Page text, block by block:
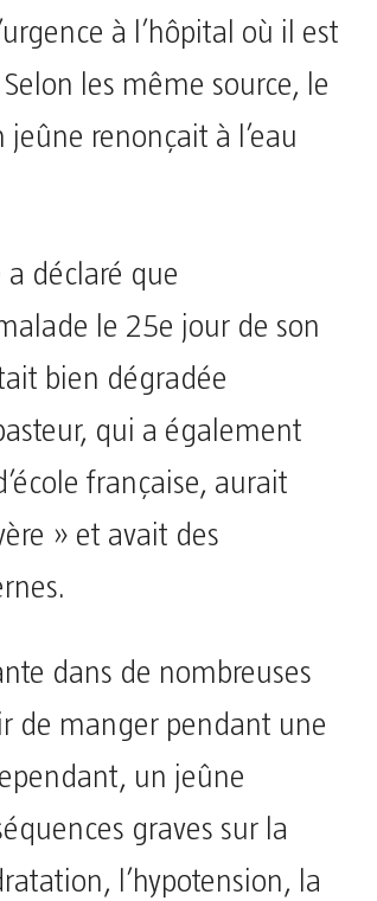
à l’hôpital où il est
les même source, le
renonçait à l’eau
a déclaré que
le 25e jour de son
bien dégradée
qui a également
française, aurait
» et avait des
dans de nombreuses
de manger pendant une
un jeûne
graves sur la
l’hypotension, la